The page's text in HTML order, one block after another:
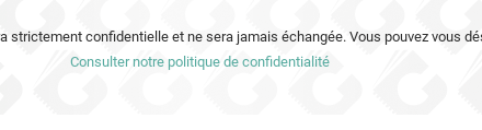
strictement confidentielle et ne sera jamais échangée. Vous pouvez vous
Consulter notre politique de confidentialité